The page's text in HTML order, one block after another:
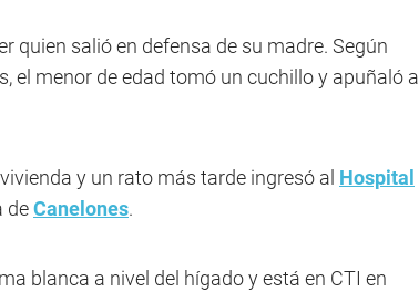
quien salió en defensa de su madre. Según
el menor de edad tomó un cuchillo y apuñaló al
y un rato más tarde ingresó al Hospital
deCanelones.
blanca a nivel del hígado y está en CTI en